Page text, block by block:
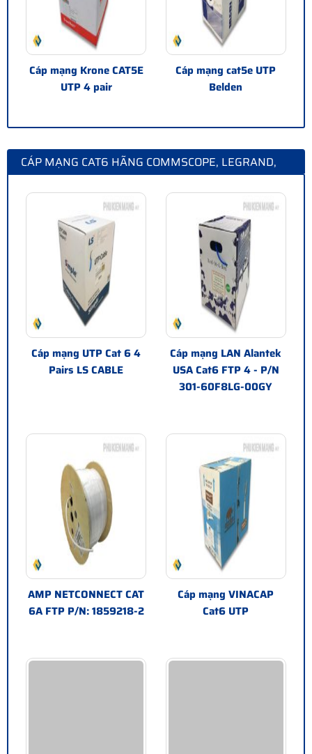
Cáp mạng Krone CAT5E
UTP 4 pair
Cáp mạng cat5e UTP
Belden
CÁP MẠNG CAT6 HÃNG COMMSCOPE, LEGRAND,
Cáp mạng UTP Cat 6 4
Pairs LS CABLE
Cáp mạng LAN Alantek
USA Cat6 FTP 4 - P/N
301-60F8LG-00GY
AMP NETCONNECT CAT
6A FTP P/N: 1859218-2
Cáp mạng VINACAP
Cat6 UTP